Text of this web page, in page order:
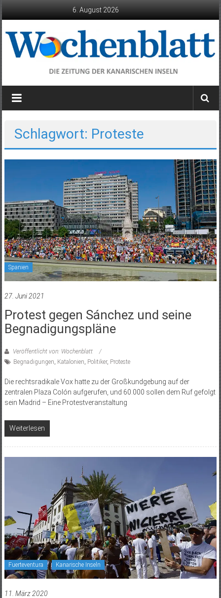
6. August 2026
Wochenblatt
die
Kanarischen
Inseln
Schlagwort: Proteste
Spanien
27. Juni 2021
Protest gegen Sánchez und seine
Begnadigungspläne
Veröffentlicht von: Wochenblatt
Begnadigungen Katalonien Politiker, Proteste
Die rechtsradikale Vox hatte zu der Großkundgebung auf der
zentralen Plaza Colón aufgerufen, und 60.000 sollen dem Ruf gefolgt
sein Madrid – Eine Protestveranstaltung
Weiterlesen
Fuerteventura Kanarische Inseln
11. März 2020